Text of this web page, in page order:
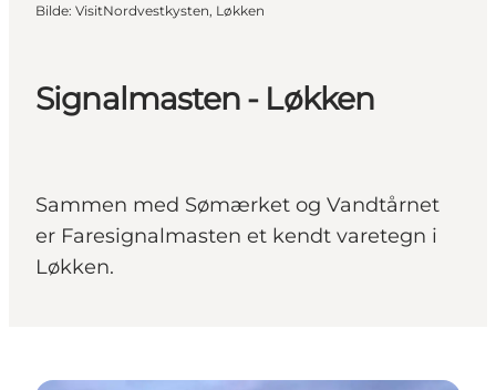
Signalmasten - Løkken
Sammen med Sømærket og Vandtårnet
er Faresignalmasten et kendt varetegn i
Løkken.
Bilde: VisitNordvestkysten, Løkken